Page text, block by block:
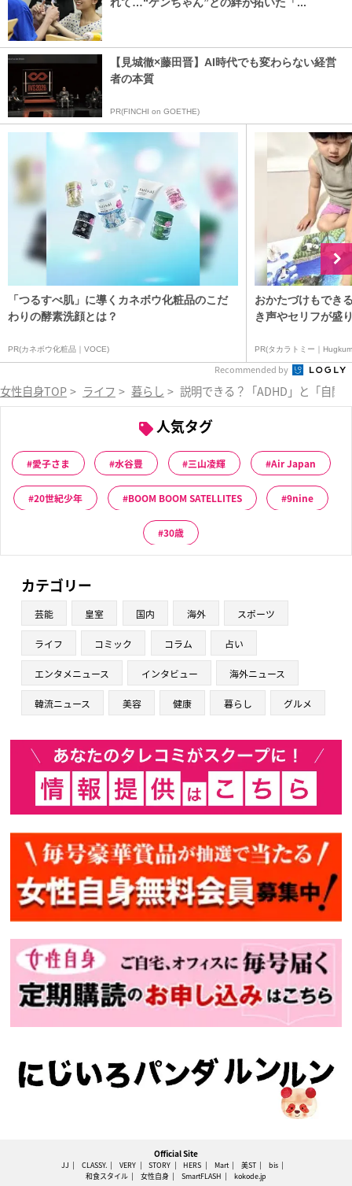
【見城徹×藤田晋】AI時代でも変わらない経営
者の本質
PR(FINCHI on GOETHE)
「つるすべ肌」に導くカネボウ化粧品のこだ
わりの酵素洗顔とは？
PR(カネボウ化粧品｜VOCE)
おかたづけもでき
き声やセリフが盛
PR(タカラトミー｜
Recommended by
女性自身TOP > ライフ > 暮らし > 説明できる？「ADHD」と「自閉
人気タグ
愛子さま 水谷豊 三山凌輝 Air Japan
20世紀少年 BOOM BOOM SATELLITES 9nine
30歳
カテゴリー
芸能 皇室 国内 海外 スポーツ
ライフ コミック コラム 占い
エンタメニュース インタビュー 海外ニュース
韓流ニュース 美容 健康 暮らし グルメ
Official Site
JJ CLASSY. VERY STORY HERS Mart 美ST
bis
和食スタイル
女性自身 SmartFLASH kokode.jp